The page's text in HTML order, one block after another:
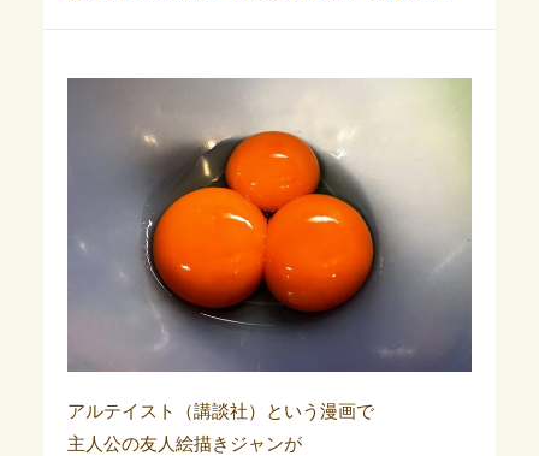
アルテイスト（講談社）という漫画で
主人公の友人絵描きジャンが